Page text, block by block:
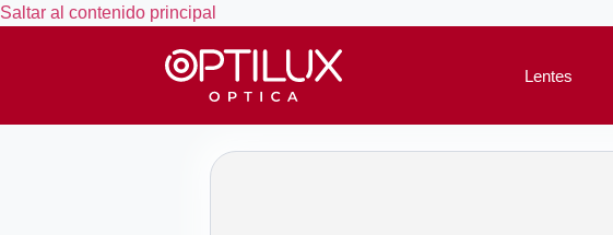
Saltar al contenido principal
Lentes